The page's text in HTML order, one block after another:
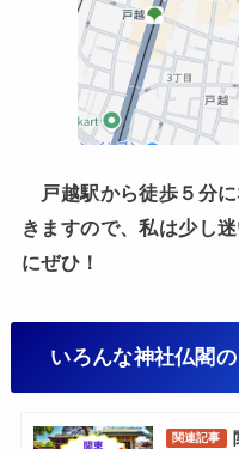
戸越駅から徒歩５分
きますので、私は少し
にぜひ！
いろんな神社仏閣
関連記事